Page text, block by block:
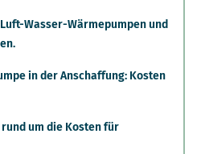
Wasser-Wärmepumpen und
in der Anschaffung: Kosten
um die Kosten für